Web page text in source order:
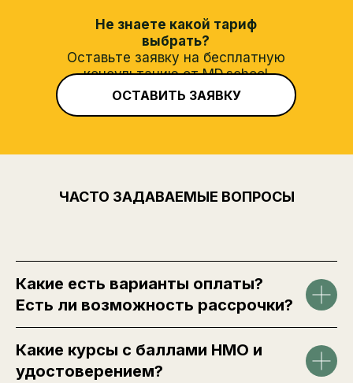
Не знаете какой тариф
выбрать?
Оставьте заявку на бесплатную
консультацию от MD.school
ОСТАВИТЬ ЗАЯВКУ
ЧАСТО ЗАДАВАЕМЫЕ ВОПРОСЫ
Какие есть варианты оплаты?
Есть ли возможность рассрочки?
Какие курсы с баллами НМО и
удостоверением?